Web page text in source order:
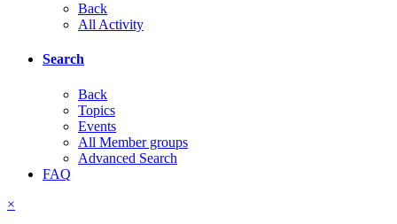
Back
All Activity
Search
Back
Topics
Events
All Member groups
Advanced Search
FAQ
×